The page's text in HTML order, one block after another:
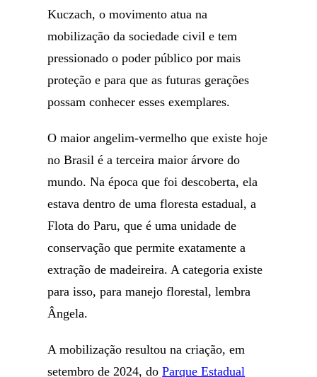
Kuczach, o movimento atua na
mobilização da sociedade civil e tem
pressionado o poder público por mais
proteção e para que as futuras gerações
possam conhecer esses exemplares.
O maior angelim-vermelho que existe hoje
no Brasil é a terceira maior árvore do
mundo. Na época que foi descoberta, ela
estava dentro de uma floresta estadual, a
Flota do Paru, que é uma unidade de
conservação que permite exatamente a
extração de madeireira. A categoria existe
para isso, para manejo florestal, lembra
Ângela.
A mobilização resultou na criação, em
setembro de 2024, doParque Estadual